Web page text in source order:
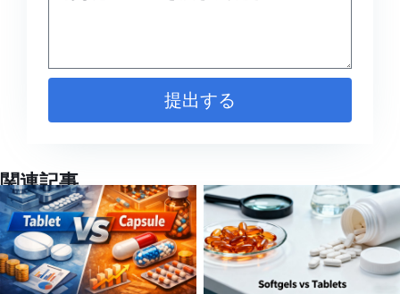
提出する
関連記事